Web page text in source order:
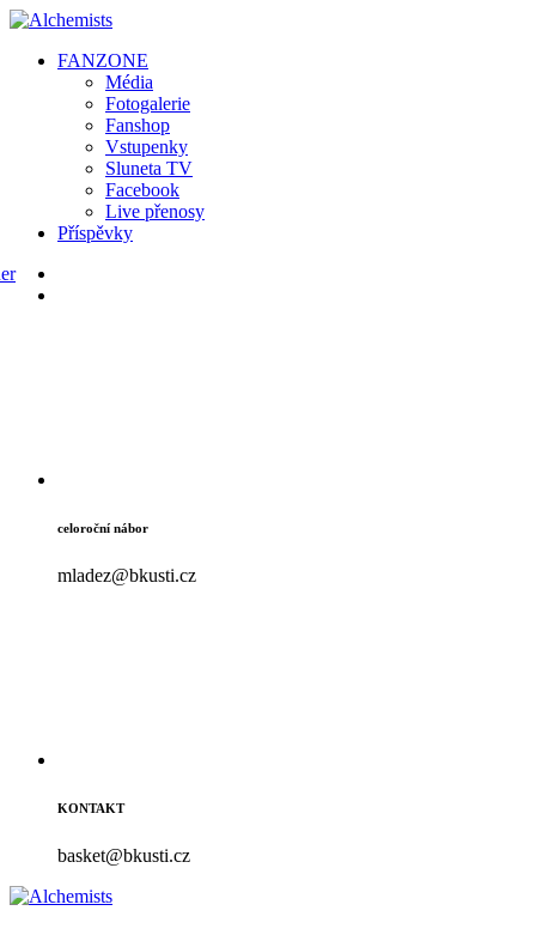
FANZONE
Média
Fotogalerie
Fanshop
Vstupenky
Sluneta TV
Facebook
Live přenosy
Příspěvky
celoroční nábor
mladez@bkusti.cz
KONTAKT
basket@bkusti.cz